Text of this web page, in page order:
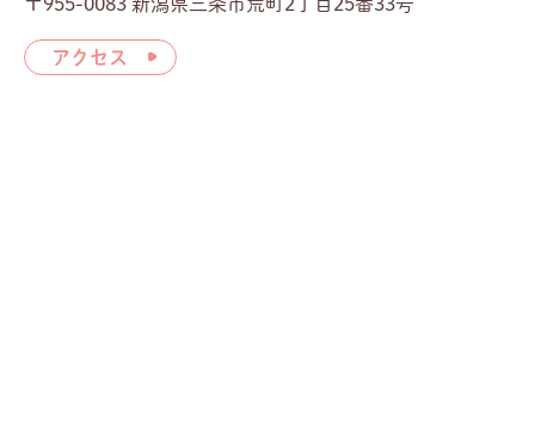
〒955-0083 新潟県三条市荒町2丁目25番33号
アクセス